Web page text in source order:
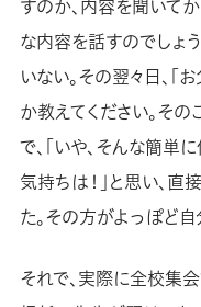
すのか、内容を聞いて
な内容を話すのでしょ
いない。その翌々日、「
か教えてください。そ
で、「いや、そんな簡単
気持ちは！」と思い、
た。その方がよっぽど
それで、実際に全校集